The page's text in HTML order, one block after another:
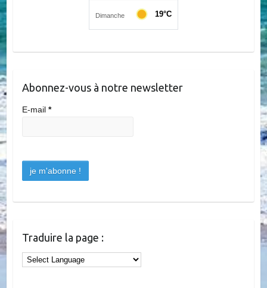
Abonnez-vous à notre newsletter
E-mail *
Traduire la page :